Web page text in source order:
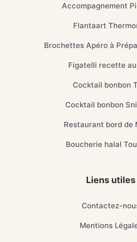
Accompagnement
Flantaart
Brochettes Apéro à
Figatelli recette
Cocktail bonbon
Cocktail bonbon
Restaurant bord de
Boucherie halal
Liens utiles
Contactez-
Mentions